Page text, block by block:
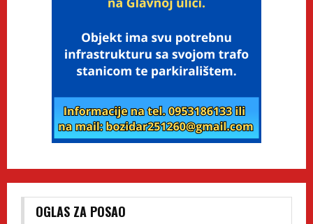
OGLAS ZA POSAO